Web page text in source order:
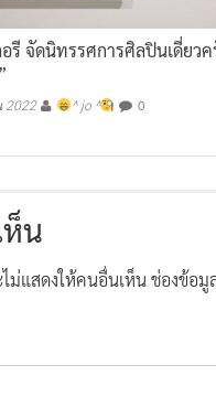
รี จัดนิทรรศการศิลปินเดี่ยว
2022 ^ jo ^ 0
ห็น
ม่แสดงให้คนอื่นเห็นช่องข้อมู